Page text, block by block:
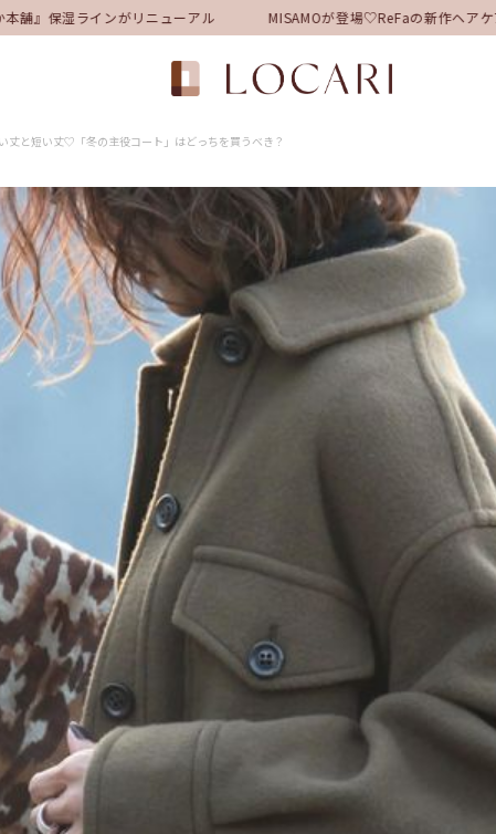
』保湿ラインがリニューアル MISAMOが登場♡ReFaの新作ヘアケ
丈と短い丈♡「冬の主役コート」はどっちを買うべき？